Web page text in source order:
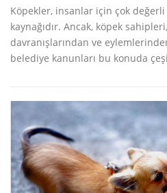
Köpekler, insanlar için çok
kaynağıdır. Ancak, köpek
davranışlarından ve
belediye kanunları bu konuda